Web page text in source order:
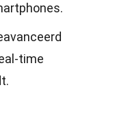
time